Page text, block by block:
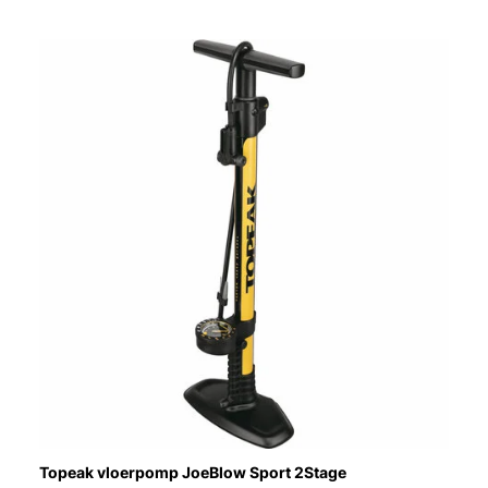
Topeak vloerpomp JoeBlow Sport 2Stage